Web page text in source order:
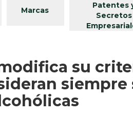
Marcas
Patentes
Secretos
su
siempre